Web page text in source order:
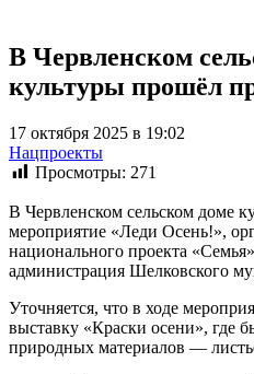
В Червленском
культуры прошёл
17 октября 2025 в 19:02
Нацпроекты
Просмотры: 271
В Червленском сельском доме
мероприятие «Леди Осень!»,
национального проекта
администрация Шелковского
Уточняется, что в ходе
выставку «Краски осени», где
природных материалов —